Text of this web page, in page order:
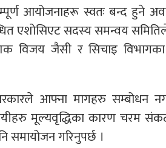
आयोजनाहरू स्वतः बन्द हुने
एशोसिएट सदस्य समन्वय समितिले
विजय जैसी र सिचाइ
आफ्ना मागहरु
मूल्यवृद्धिका कारण चरम
गरिनुपर्छ ।